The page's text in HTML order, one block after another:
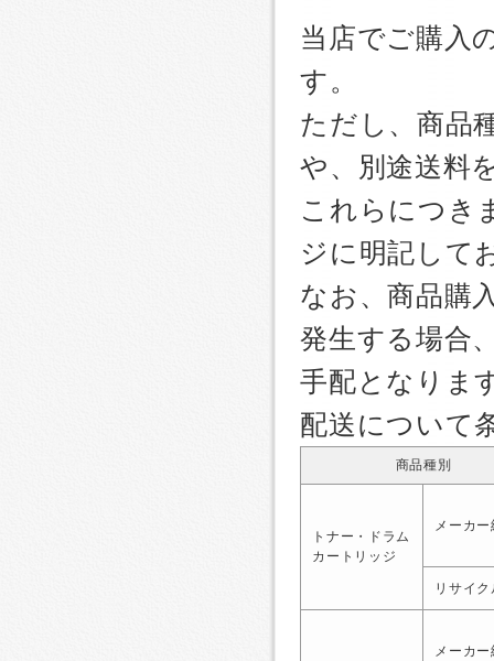
当店でご購入
す。
ただし、商品
や、別途送料
これらにつき
ジに明記して
なお、商品購
発生する場合
手配となりま
配送について
商品種別
トナー・ドラム
カートリッジ
メーカ
リサイ
メーカ